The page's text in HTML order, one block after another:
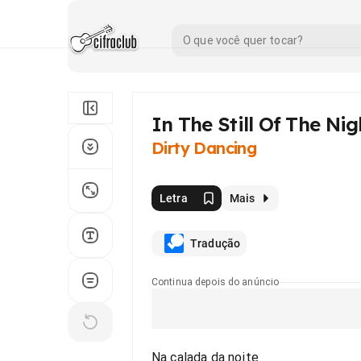
In The Still Of The
Dirty Dancing
Letra Mais
Tradução
Continua depois do anúncio
Na calada da noite